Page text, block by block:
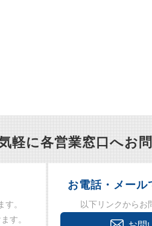
軽に各営業窓口へお
。
す。
お電話・メール
以下リンクからお